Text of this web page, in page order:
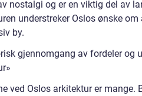
nostalgi og er en viktig del av
understreker Oslos ønske
by.
gjennomgang av fordeler og
ved Oslos arkitektur er mange.